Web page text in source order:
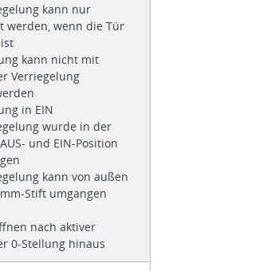
kann nur
werden, wenn die Tür
kann nicht mit
Verriegelung
in EIN
wurde in der
und EIN-Position
kann von außen
Stift umgangen
nach aktiver
0-Stellung hinaus